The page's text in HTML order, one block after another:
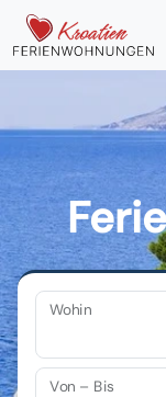
Wohin
Von – Bis